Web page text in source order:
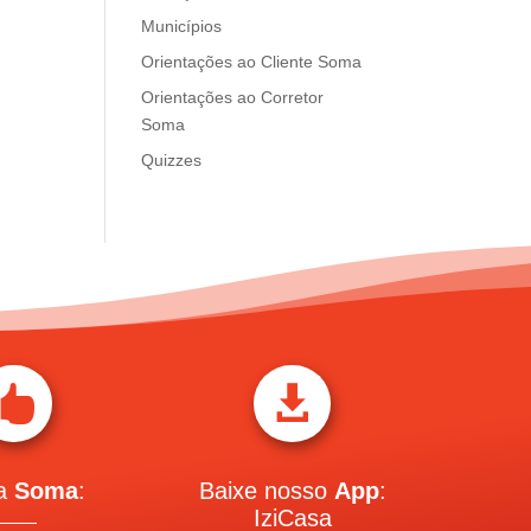
Municípios
Orientações ao Cliente Soma
Orientações ao Corretor
Soma
Quizzes
Soma:

Baixe nosso App:
IziCasa